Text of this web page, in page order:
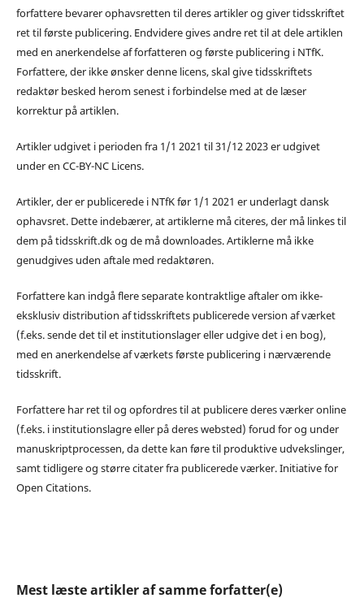
forfattere bevarer ophavsretten til deres artikler og giver tidsskriftet
ret til første publicering. Endvidere gives andre ret til at dele artiklen
med en anerkendelse af forfatteren og første publicering i NTfK.
Forfattere, der ikke ønsker denne licens, skal give tidsskriftets
redaktør besked herom senest i forbindelse med at de læser
korrektur på artiklen.
Artikler udgivet i perioden fra 1/1 2021 til 31/12 2023 er udgivet
under en CC-BY-NC Licens.
Artikler, der er publicerede i NTfK før 1/1 2021 er underlagt dansk
ophavsret. Dette indebærer, at artiklerne må citeres, der må linkes til
dem på tidsskrift.dk og de må downloades. Artiklerne må ikke
genudgives uden aftale med redaktøren.
Forfattere kan indgå flere separate kontraktlige aftaler om ikke-
eksklusiv distribution af tidsskriftets publicerede version af værket
(f.eks. sende det til et institutionslager eller udgive det i en bog),
med en anerkendelse af værkets første publicering i nærværende
tidsskrift.
Forfattere har ret til og opfordres til at publicere deres værker online
(f.eks. i institutionslagre eller på deres websted) forud for og under
manuskriptprocessen, da dette kan føre til produktive udvekslinger,
samt tidligere og større citater fra publicerede værker. Initiative for
Open Citations.
Mest læste artikler af samme forfatter(e)